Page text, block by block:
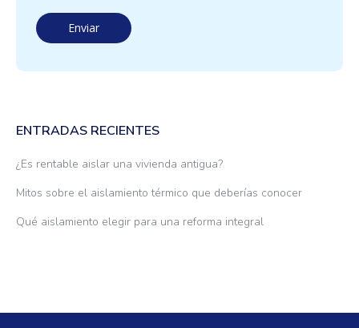
ENTRADAS RECIENTES
¿Es rentable aislar una vivienda antigua?
Mitos sobre el aislamiento térmico que deberías conocer
Qué aislamiento elegir para una reforma integral